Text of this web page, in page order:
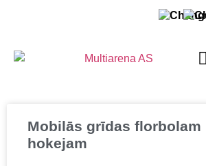
Mobilās grīdas florbolam
hokejam